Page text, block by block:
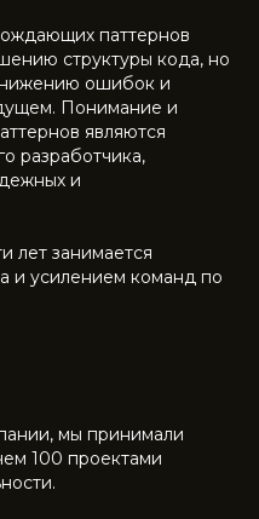
паттернов
структуры кода, но
ошибок и
Понимание и
являются
разработчика,
и
лет занимается
и усилением команд по
мы принимали
100 проектами